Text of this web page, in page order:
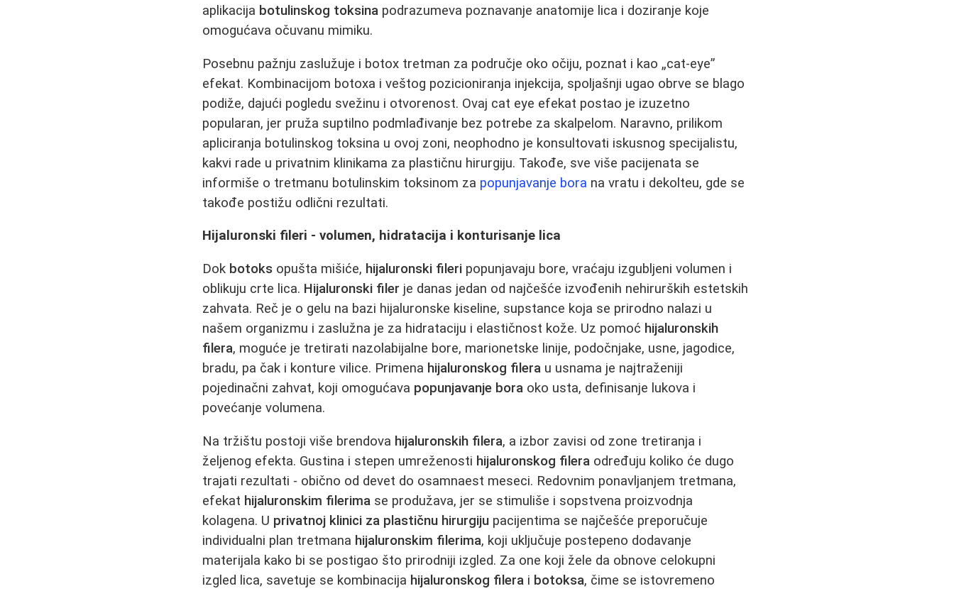
aplikacija botulinskog toksina podrazumeva poznavanje anatomije lica i doziranje koje
omogućava očuvanu mimiku.
Posebnu pažnju zaslužuje i botox tretman za područje oko očiju, poznat i kao „cat-eye”
efekat. Kombinacijom botoxa i veštog pozicioniranja injekcija, spoljašnji ugao obrve se blago
podiže, dajući pogledu svežinu i otvorenost. Ovaj cat eye efekat postao je izuzetno
popularan, jer pruža suptilno podmlađivanje bez potrebe za skalpelom. Naravno, prilikom
apliciranja botulinskog toksina u ovoj zoni, neophodno je konsultovati iskusnog specijalistu,
kakvi rade u privatnim klinikama za plastičnu hirurgiju. Takođe, sve više pacijenata se
informiše o tretmanu botulinskim toksinom za popunjavanje bora na vratu i dekolteu, gde se
takođe postižu odlični rezultati.
Hijaluronski fileri - volumen, hidratacija i konturisanje lica
Dok botoks opušta mišiće, hijaluronski fileri popunjavaju bore, vraćaju izgubljeni volumen i
oblikuju crte lica. Hijaluronski filer je danas jedan od najčešće izvođenih nehirurških estetskih
zahvata. Reč je o gelu na bazi hijaluronske kiseline, supstance koja se prirodno nalazi u
našem organizmu i zaslužna je za hidrataciju i elastičnost kože. Uz pomoć hijaluronskih
filera, moguće je tretirati nazolabijalne bore, marionetske linije, podočnjake, usne, jagodice,
bradu, pa čak i konture vilice. Primena hijaluronskog filera u usnama je najtraženiji
pojedinačni zahvat, koji omogućava popunjavanje bora oko usta, definisanje lukova i
povećanje volumena.
Na tržištu postoji više brendova hijaluronskih filera, a izbor zavisi od zone tretiranja i
željenog efekta. Gustina i stepen umreženosti hijaluronskog filera određuju koliko će dugo
trajati rezultati - obično od devet do osamnaest meseci. Redovnim ponavljanjem tretmana,
efekat hijaluronskim filerima se produžava, jer se stimuliše i sopstvena proizvodnja
kolagena. U privatnoj klinici za plastičnu hirurgiju pacijentima se najčešće preporučuje
individualni plan tretmana hijaluronskim filerima, koji uključuje postepeno dodavanje
materijala kako bi se postigao što prirodniji izgled. Za one koji žele da obnove celokupni
izgled lica, savetuje se kombinacija hijaluronskog filera i botoksa, čime se istovremeno